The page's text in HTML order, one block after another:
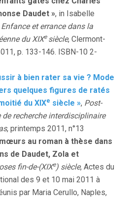
Daudet », in Isabelle
Enfance et errance dans la
du XIXe siècle, Clermont-
p. 133-146. ISBN-10 2-
à bien rater sa vie ? Mode
quelques figures de ratés
du XIXe siècle », Post-
de recherche interdisciplinaire
, printemps 2011, n°13
au roman à thèse dans
de Daudet, Zola et
fin-de-(XIXe) siècle, Actes du
des 9 et 10 mai 2011 à
par Maria Cerullo, Naples,